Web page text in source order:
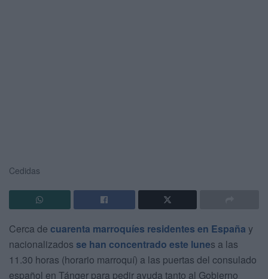
Cedidas
Cerca de cuarenta marroquíes residentes en España y
nacionalizados se han concentrado este lunes a las
11.30 horas (horario marroquí) a las puertas del consulado
español en Tánger para pedir ayuda tanto al Gobierno